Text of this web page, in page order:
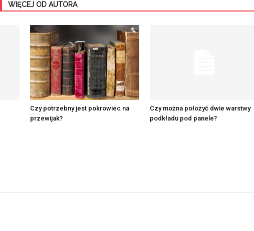
WIĘCEJ OD AUTORA
Czy potrzebny jest pokrowiec na
przewijak?
Czy można położyć dwie warstwy
podkładu pod panele?